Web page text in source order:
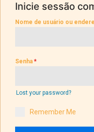
Inicie sessão
Nome de usuário ou
Senha *
Lost your password?
Remember Me